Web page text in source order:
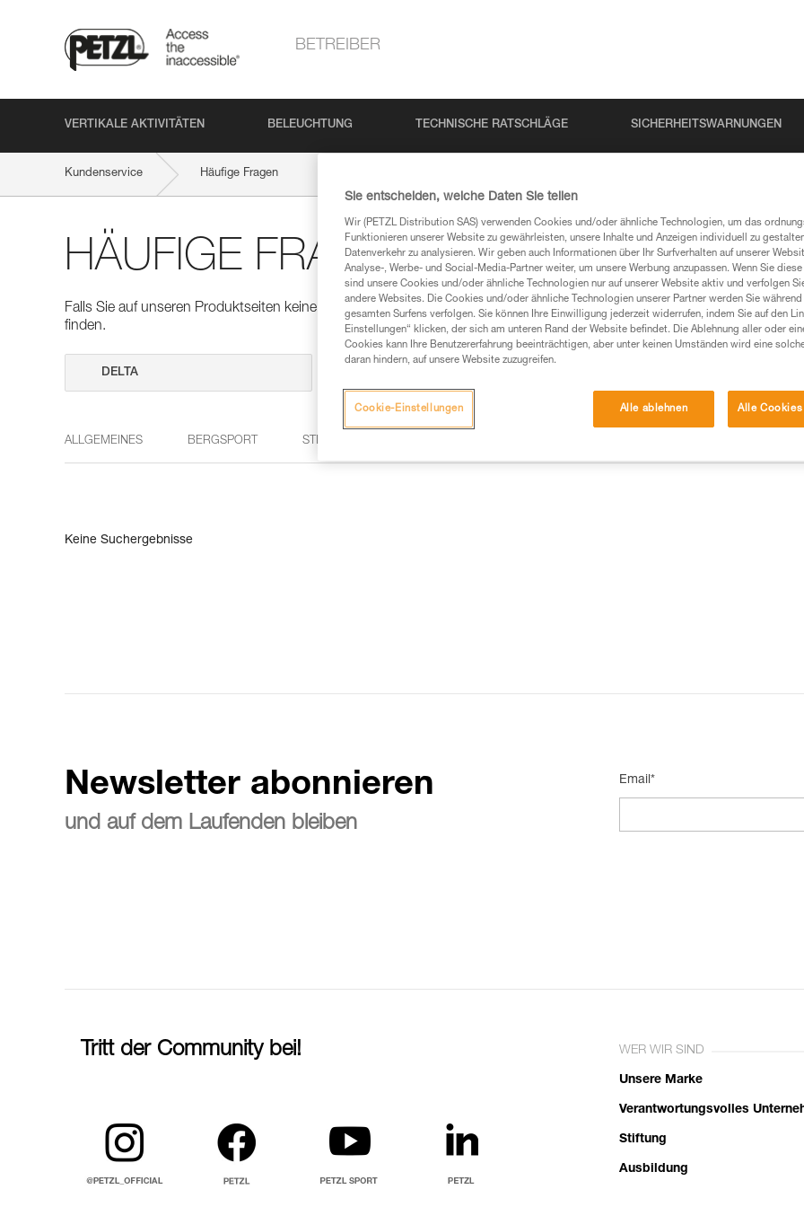
BETREIBER
VERTIKALE AKTIVITÄTEN BELEUCHTUNG TECHNISCHE RATSCHLÄGE SICHERHEITSWARNUNGEN
Kundenservice Häufige Fragen
HÄUFIGE FRAGEN
Falls Sie auf unseren Produktseiten keine Antworten auf Ihre Fragen gefunden haben, sollten Sie sie hier
finden.
ALLGEMEINES BERGSPORT STIRNLAMPEN
Keine Suchergebnisse
Newsletter abonnieren
und auf dem Laufenden bleiben
Email*
Tritt der Community bei! WER WIR SIND
Unsere Marke
Verantwortungsvolles
Stiftung
Ausbildung
Sie entscheiden, welche Daten Sie teilen
Wir (PETZL Distribution SAS) verwenden Cookies und/oder ähnliche Technologien, um das
Funktionieren unserer Website zu gewährleisten, unsere Inhalte und Anzeigen individuell zu
Datenverkehr zu analysieren. Wir geben auch Informationen über Ihr Surfverhalten auf unserer
Analyse-, Werbe- und Social-Media-Partner weiter, um unsere Werbung anzupassen. Wenn Sie
sind unsere Cookies und/oder ähnliche Technologien nur auf unserer Website aktiv und verfolgen
andere Websites. Die Cookies und/oder ähnliche Technologien unserer Partner werden Sie während
gesamten Surfens verfolgen. Sie können Ihre Einwilligung jederzeit widerrufen, indem Sie auf den
Einstellungen“ klicken, der sich am unteren Rand der Website befindet. Die Ablehnung aller oder
Cookies kann Ihre Benutzererfahrung beeinträchtigen, aber unter keinen Umständen wird eine
daran hindern, auf unsere Website zuzugreifen.
Alle ablehnen Alle Cookies
Cookie-Einstellungen